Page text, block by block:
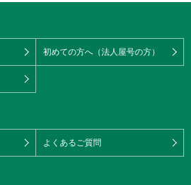
初めての方へ（法人屋号の方）
よくあるご質問